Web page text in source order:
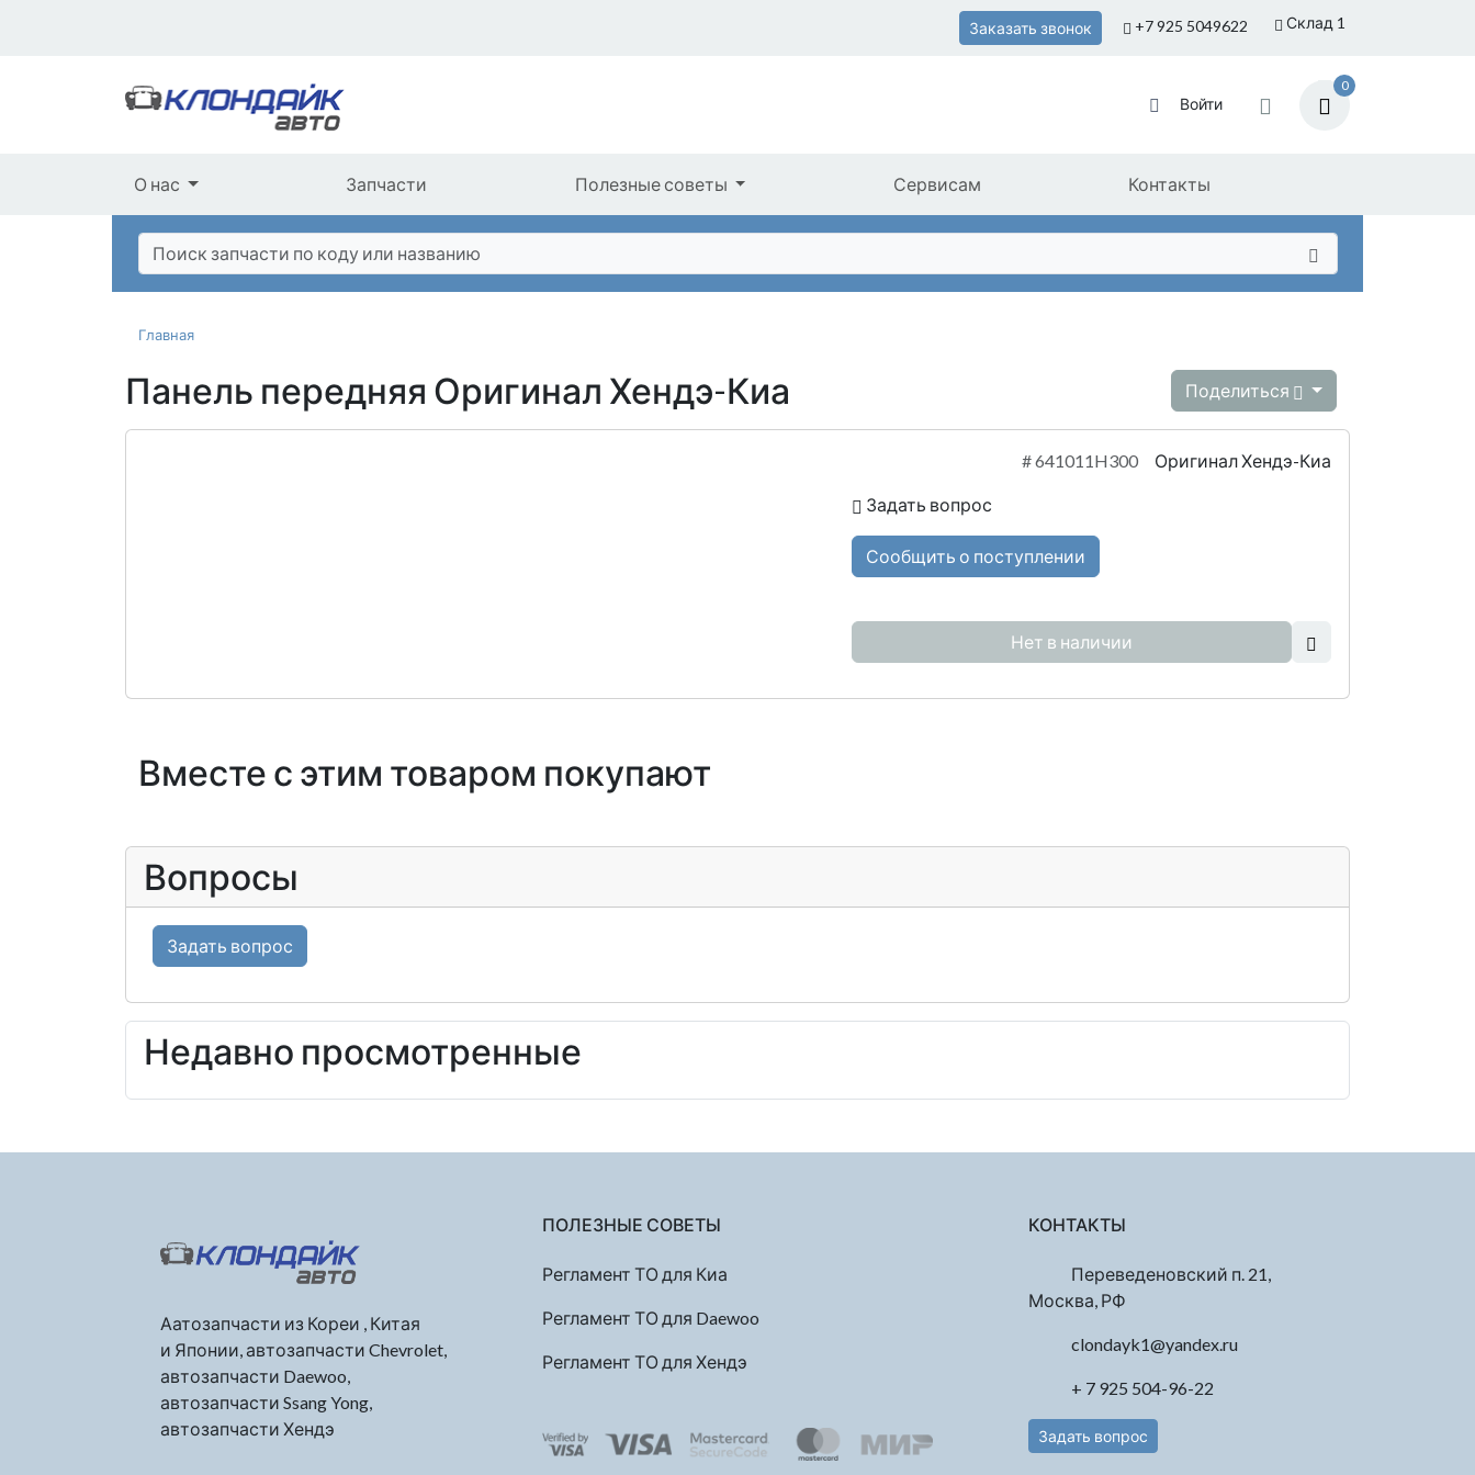
Склад 1
Заказать звонок +7 925 5049622
Войти
0
О нас Запчасти Полезные советы Сервисам Контакты
Главная
Панель передняя Оригинал Хендэ-Киа Поделиться
#641011H300 Оригинал Хендэ-Киа
Задать вопрос
Сообщить о поступлении
Нет в наличии
Вместе с этим товаром покупают
Вопросы
Задать вопрос
Недавно просмотренные
Аатозапчасти из Кореи , Китая
и Японии, автозапчасти Chevrolet,
автозапчасти Daewoo,
автозапчасти Ssang Yong,
автозапчасти Хендэ
ПОЛЕЗНЫЕ СОВЕТЫ
Регламент ТО для Киа
Регламент ТО для Daewoo
Регламент ТО для Хендэ
КОНТАКТЫ
Переведеновский п. 21,
Москва, РФ
clondayk1@yandex.ru
+ 7 925 504-96-22
Задать вопрос